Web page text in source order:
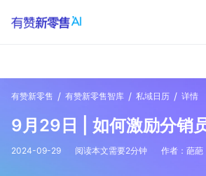
有赞新零售 / 有赞新零售智库 / 私域日历 / 详情
9月29日 | 如何激励分销
2024-09-29 阅读本文需要2分钟 作者： 葩葩